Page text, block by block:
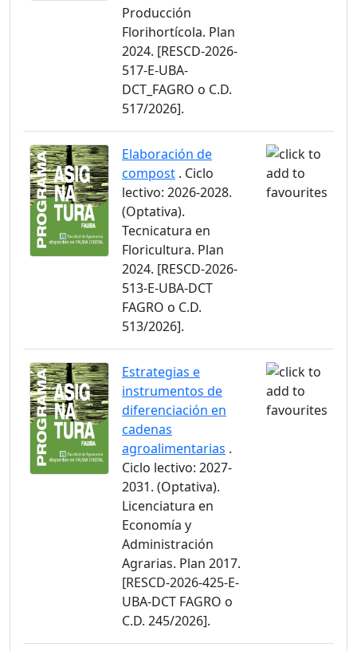
Producción
Florihortícola. Plan
2024. [RESCD-2026-
517-E-UBA-
DCT_FAGRO o C.D.
517/2026].
Elaboración de
compost . Ciclo
lectivo: 2026-2028.
(Optativa).
Tecnicatura en
Floricultura. Plan
2024. [RESCD-2026-
513-E-UBA-DCT
FAGRO o C.D.
513/2026].
Estrategias e
instrumentos de
diferenciación en
cadenas
agroalimentarias .
Ciclo lectivo: 2027-
2031. (Optativa).
Licenciatura en
Economía y
Administración
Agrarias. Plan 2017.
[RESCD-2026-425-E-
UBA-DCT FAGRO o
C.D. 245/2026].